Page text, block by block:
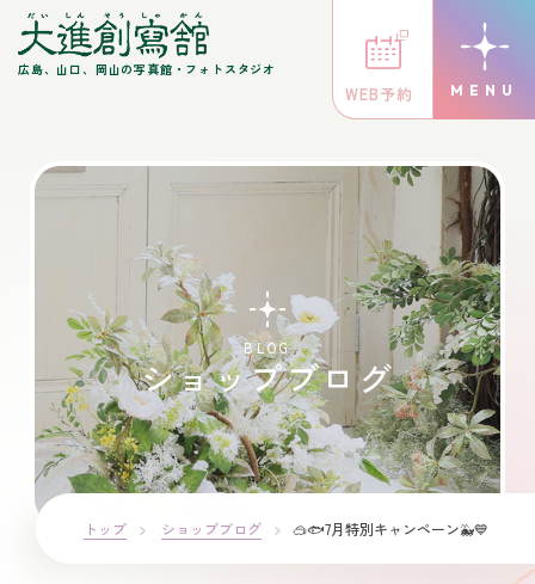
広島、山口、岡山の写真館・フォトスタジオ
WEB予約
BLOG
ショップブログ
トップ ショップブログ 🥽🐟7月特別キャンペーン🐳💙